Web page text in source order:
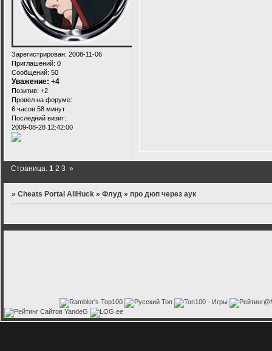
Зарегистрирован: 2008-11-06
Приглашений: 0
Сообщений: 50
Уважение: +4
Позитив: +2
Провел на форуме:
6 часов 58 минут
Последний визит:
2009-08-28 12:42:00
Страница:1 2 3 »
»Cheats Portal AllHuck »Флуд »про дюп через аук